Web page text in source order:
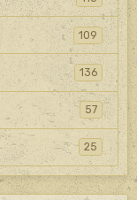
109
136
57
25